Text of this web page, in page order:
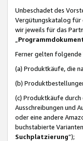
Unbeschadet des
Vergütungskatalog für
wir jeweils für das
Ferner gelten
(a) Produktkäufe, die
(b)
(c) Produktkäufe durch
Ausschreibungen und
oder eine andere
buchstabierte
Suchplatzierung”);